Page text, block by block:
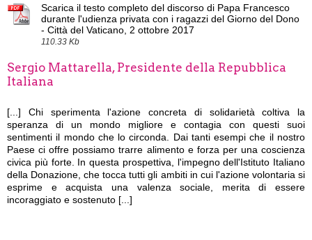
Scarica il testo completo del discorso di Papa Francesco
durante l'udienza privata con i ragazzi del Giorno del Dono
- Città del Vaticano, 2 ottobre 2017
110.33 Kb
Sergio Mattarella, Presidente della Repubblica
Italiana
[...] Chi sperimenta l'azione concreta di solidarietà coltiva la
speranza di un mondo migliore e contagia con questi suoi
sentimenti il mondo che lo circonda. Dai tanti esempi che il nostro
Paese ci offre possiamo trarre alimento e forza per una coscienza
civica più forte. In questa prospettiva, l'impegno dell'Istituto Italiano
della Donazione, che tocca tutti gli ambiti in cui l'azione volontaria si
esprime e acquista una valenza sociale, merita di essere
incoraggiato e sostenuto [...]